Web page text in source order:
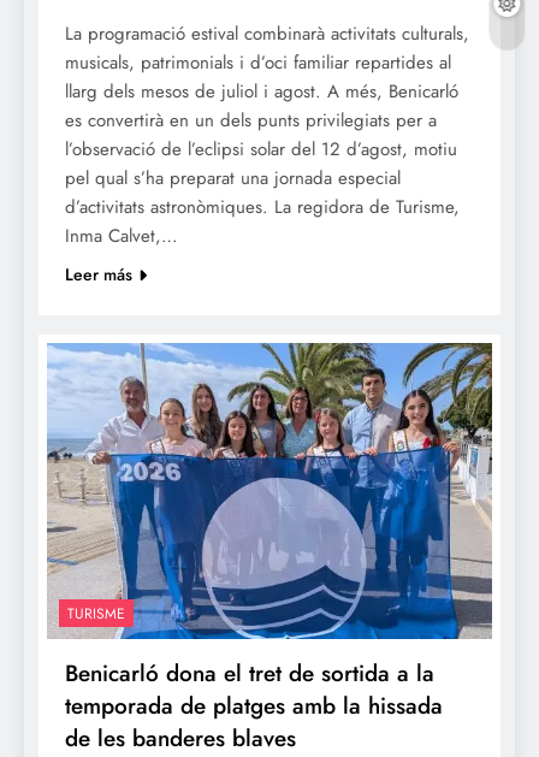
La programació estival combinarà activitats culturals,
musicals, patrimonials i d’oci familiar repartides al
llarg dels mesos de juliol i agost. A més, Benicarló
es convertirà en un dels punts privilegiats per a
l’observació de l’eclipsi solar del 12 d’agost, motiu
pel qual s’ha preparat una jornada especial
d’activitats astronòmiques. La regidora de Turisme,
Inma Calvet,…
Leer más
TURISME
Benicarló dona el tret de sortida a la
temporada de platges amb la hissada
de les banderes blaves